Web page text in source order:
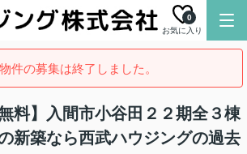
お気に入り
0
件の募集は終了しました。
料】入間市小谷田２２期全３棟
新築なら西武ハウジングの過去